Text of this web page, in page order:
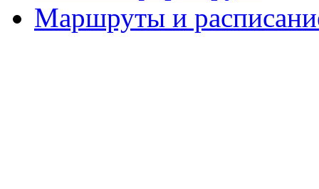
Маршруты и